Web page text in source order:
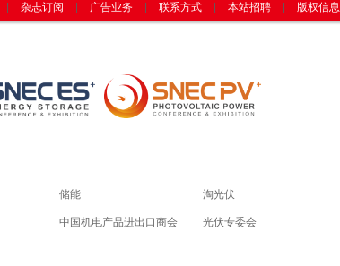
杂志订阅 广告业务 联系方式 本站招聘 版权信息
储能 淘光伏
中国机电产品进出口商会 光伏专委会